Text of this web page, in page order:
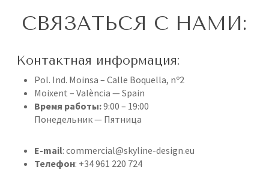
CВЯЗАТЬСЯ С НАМИ:
Контактная информация:
Pol. Ind. Moinsa – Calle Boquella, nº2
Moixent – València — Spain
Время работы:9:00 – 19:00
Понедельник — Пятница
E-mail: commercial@skyline-design.eu
Телефон: +34 961 220 724